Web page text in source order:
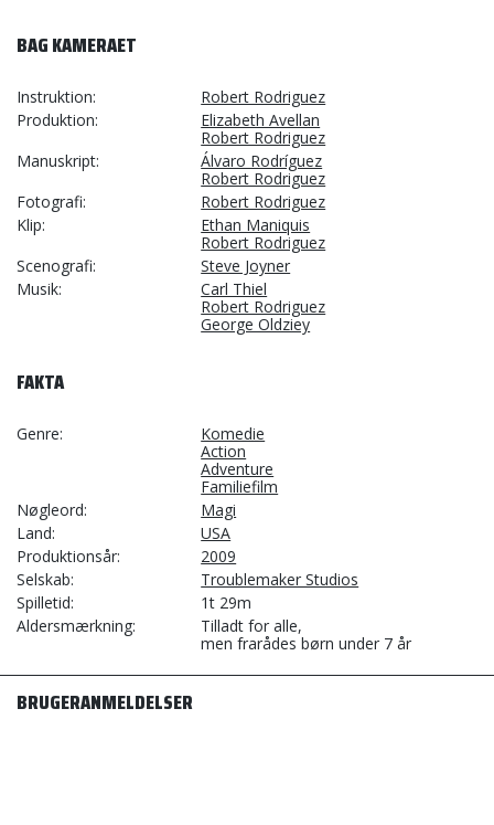
BAG KAMERAET
Instruktion
Robert Rodriguez
Produktion
Elizabeth Avellan
Robert Rodriguez
Manuskript
Álvaro Rodríguez
Robert Rodriguez
Fotografi
Robert Rodriguez
Klip
Ethan Maniquis
Robert Rodriguez
Scenografi
Steve Joyner
Musik
Carl Thiel
Robert Rodriguez
George Oldziey
FAKTA
Genre
Komedie
Action
Adventure
Familiefilm
Nøgleord
Magi
Land
USA
Produktionsår
2009
Selskab
Troublemaker Studios
Spilletid
1t 29m
Aldersmærkning
Tilladt for alle,
men frarådes børn under 7 år
BRUGERANMELDELSER